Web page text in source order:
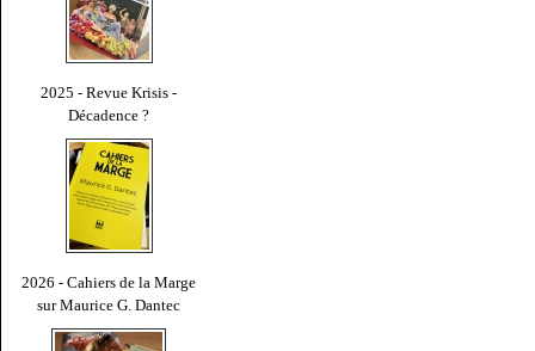
2025 - Revue Krisis -
Décadence ?
2026 - Cahiers de la Marge
sur Maurice G. Dantec